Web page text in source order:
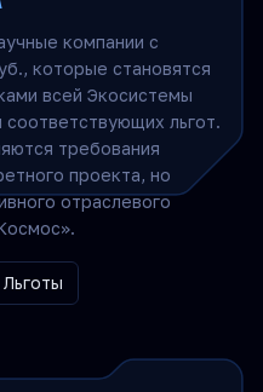
компании с
которые становятся
всей Экосистемы
льгот.
требования
проекта, но
отраслевого
Льготы